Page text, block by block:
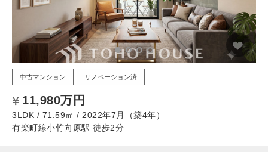
中古マンション リノベーション済
11,980万円
3LDK / 71.59㎡ / 2022年7月（築4年）
有楽町線小竹向原駅 徒歩2分